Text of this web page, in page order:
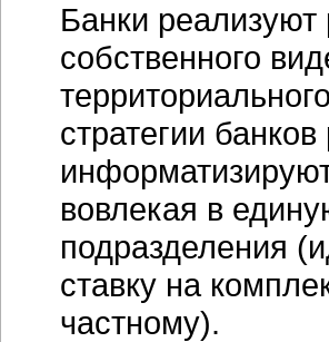
Банки реализуют
собственного
стратегии
вовлекая в
подразделения
ставку на
частному).